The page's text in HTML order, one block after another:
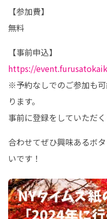
【参加費】
無料
https://
※予約なしでのご参加も
ります。
事前に登録をしていただく
合わせてぜひ興味あるボ
いです！